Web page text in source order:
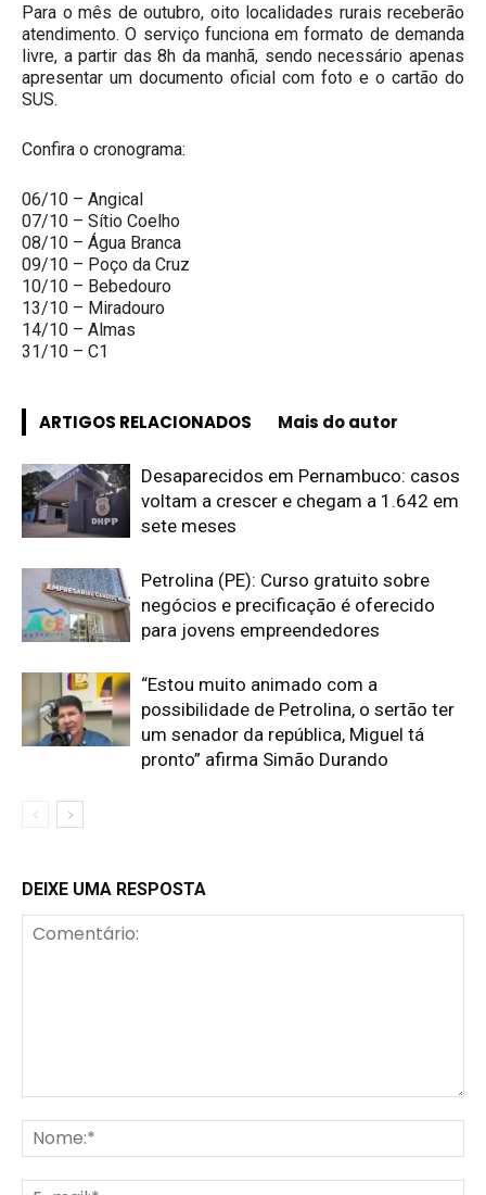
Para o mês de outubro, oito localidades rurais receberão
atendimento. O serviço funciona em formato de demanda
livre, a partir das 8h da manhã, sendo necessário apenas
apresentar um documento oficial com foto e o cartão do
SUS.
Confira o cronograma:
06/10 – Angical
07/10 – Sítio Coelho
08/10 – Água Branca
09/10 – Poço da Cruz
10/10 – Bebedouro
13/10 – Miradouro
14/10 – Almas
31/10 – C1
ARTIGOS RELACIONADOS Mais do autor
Desaparecidos em Pernambuco: casos
voltam a crescer e chegam a 1.642 em
sete meses
Petrolina (PE): Curso gratuito sobre
negócios e precificação é oferecido
para jovens empreendedores
“Estou muito animado com a
possibilidade de Petrolina, o sertão ter
um senador da república, Miguel tá
pronto” afirma Simão Durando
DEIXE UMA RESPOSTA